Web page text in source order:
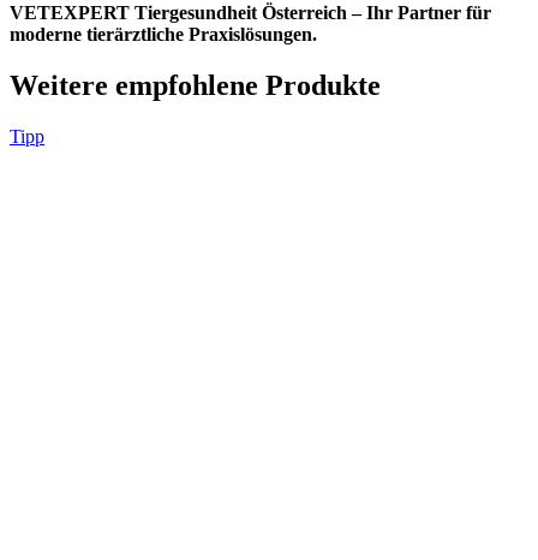
VETEXPERT Tiergesundheit Österreich – Ihr Partner für
moderne tierärztliche Praxislösungen.
Weitere empfohlene Produkte
Tipp